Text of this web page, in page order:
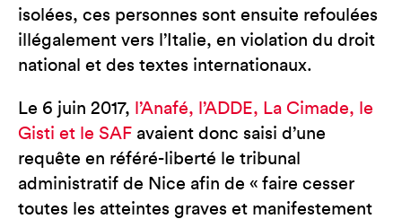
isolées, ces personnes sont ensuite refoulées
illégalement vers l’Italie, en violation du droit
national et des textes internationaux.
Le 6 juin 2017, l’Anafé, l’ADDE, La Cimade, le
Gisti et le SAF avaient donc saisi d’une
requête en référé-liberté le tribunal
administratif de Nice afin de « faire cesser
toutes les atteintes graves et manifestement